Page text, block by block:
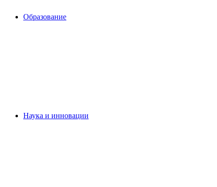
Образование
Наука и инновации